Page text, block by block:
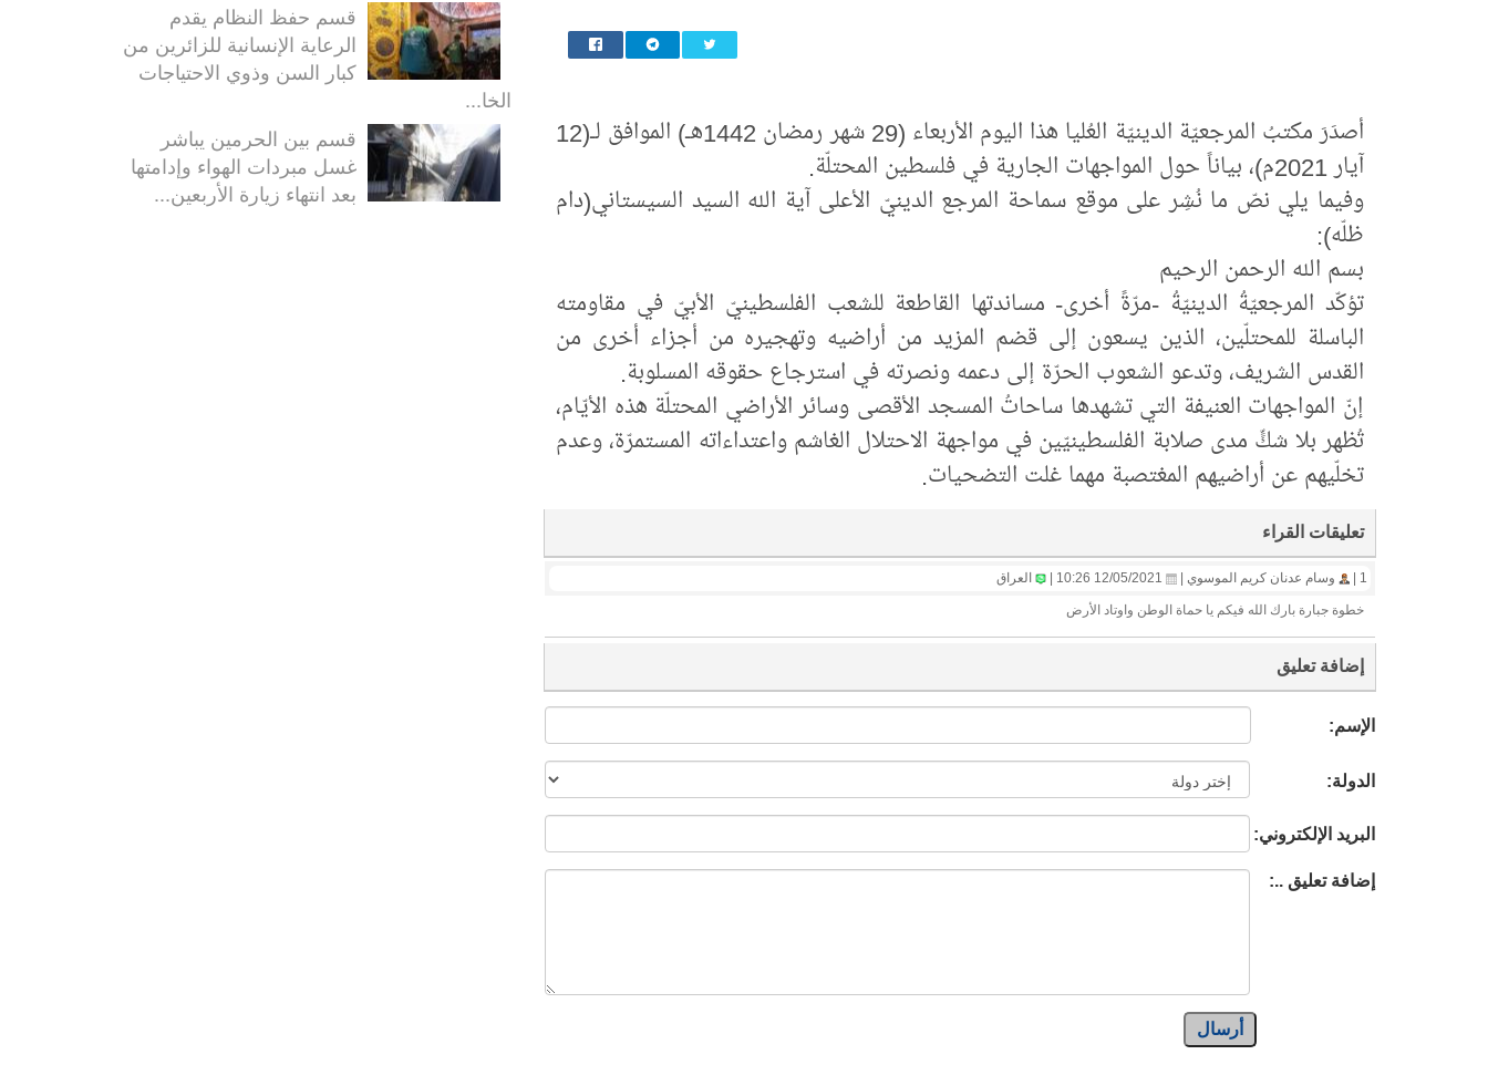
أصدَرَ مكتبُ المرجعيّة الدينيّة العُليا هذا اليوم الأربعاء (29 شهر رمضان 1442هـ) الموافق لـ(12
آيار 2021م)، بياناً حول المواجهات الجارية في فلسطين المحتلّة.
وفيما يلي نصّ ما نُشِر على موقع سماحة المرجع الدينيّ الأعلى آية الله السيد السيستاني(دام
ظلّه):
بسم الله الرحمن الرحيم
تؤكّد المرجعيّةُ الدينيّةُ -مرّةً أخرى- مساندتها القاطعة للشعب الفلسطينيّ الأبيّ في مقاومته
الباسلة للمحتلّين، الذين يسعون إلى قضم المزيد من أراضيه وتهجيره من أجزاء أخرى من
القدس الشريف، وتدعو الشعوب الحرّة إلى دعمه ونصرته في استرجاع حقوقه المسلوبة.
إنّ المواجهات العنيفة التي تشهدها ساحاتُ المسجد الأقصى وسائر الأراضي المحتلّة هذه الأيّام،
تُظهر بلا شكٍّ مدى صلابة الفلسطينيّين في مواجهة الاحتلال الغاشم واعتداءاته المستمرّة، وعدم
تخلّيهم عن أراضيهم المغتصبة مهما غلت التضحيات.
تعليقات القراء
1 | وسام عدنان كريم الموسوي | العراق
خطوة جبارة بارك الله فيكم يا حماة الوطن واوتاد الأرض
إضافة تعليق
الإسم:
الدولة:
البريد الإلكتروني:
إضافة تعليق ..:
أرسال
قسم حفظ النظام يقدم
الرعاية الإنسانية للزائرين من
كبار السن وذوي الاحتياجات
الخا...
قسم بين الحرمين يباشر
غسل مبردات الهواء وإدامتها
بعد انتهاء زيارة الأربعين...